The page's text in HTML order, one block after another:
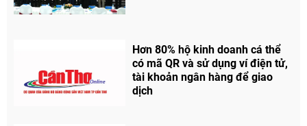
Hơn 80% hộ kinh doanh cá thể
có mã QR và sử dụng ví điện tử,
tài khoản ngân hàng để giao
dịch